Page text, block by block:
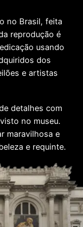
no Brasil, feita
reprodução é
usando
dos
e artistas
detalhes com
no museu.
maravilhosa e
e requinte.